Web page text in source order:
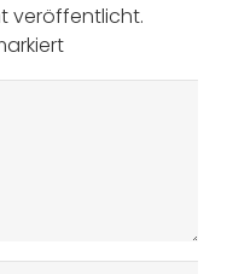
veröffentlicht.